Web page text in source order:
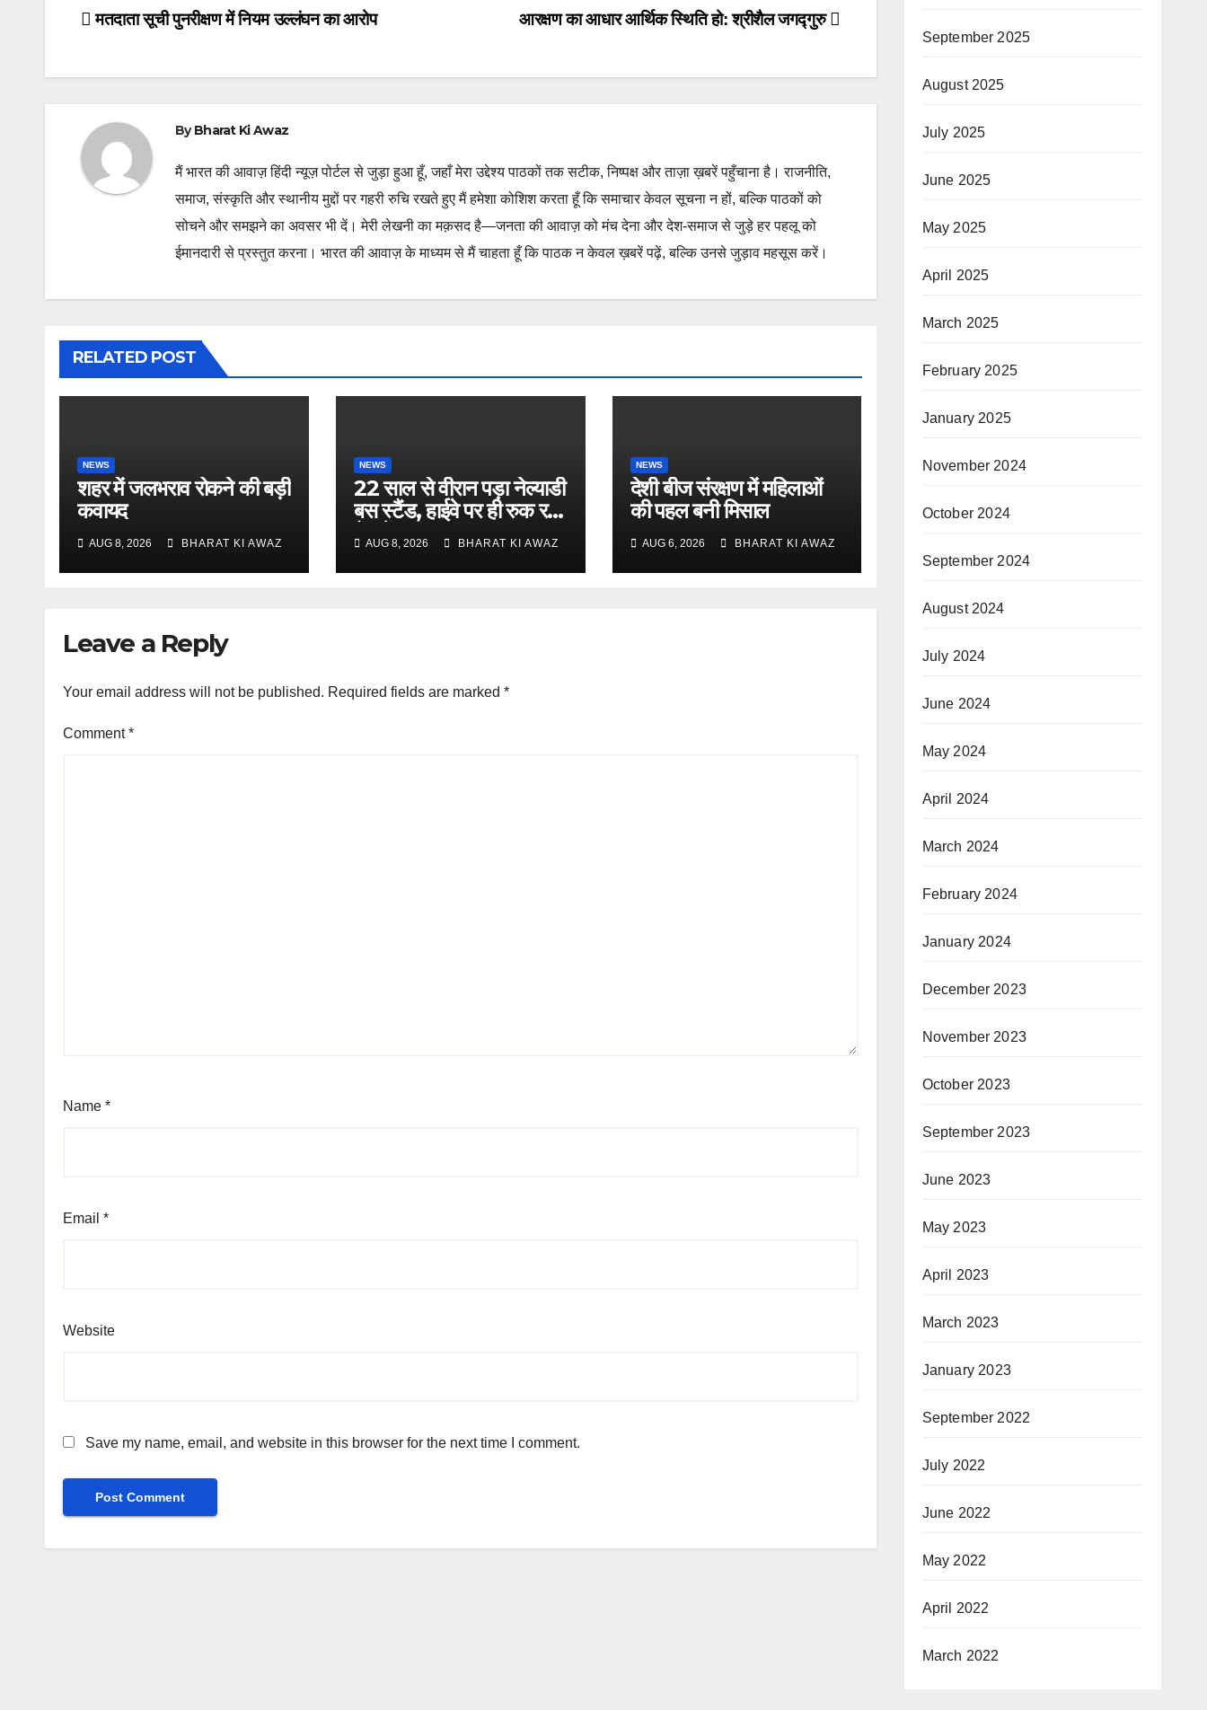
Post
आरक्षण का आधार आर्थिक स्थिति हो: श्रीशैल जगद्गुरु
मतदाता सूची पुनरीक्षण में नियम उल्लंघन का आरोप
ByBharat Ki Awaz
मैं भारत की आवाज़ हिंदी न्यूज़ पोर्टल से जुड़ा हुआ हूँ, जहाँ मेरा उद्देश्य पाठकों तक सटीक, निष्पक्ष और ताज़ा ख़बरें पहुँचाना है। राजनीति,
समाज, संस्कृति और स्थानीय मुद्दों पर गहरी रुचि रखते हुए मैं हमेशा कोशिश करता हूँ कि समाचार केवल सूचना न हों, बल्कि पाठकों को
सोचने और समझने का अवसर भी दें। मेरी लेखनी का मक़सद है—जनता की आवाज़ को मंच देना और देश-समाज से जुड़े हर पहलू को
ईमानदारी से प्रस्तुत करना। भारत की आवाज़ के माध्यम से मैं चाहता हूँ कि पाठक न केवल ख़बरें पढ़ें, बल्कि उनसे जुड़ाव महसूस करें।
RELATED POST
NEWS
शहर में जलभराव रोकने की बड़ी
कवायद
AUG 8, 2026 BHARAT KI AWAZ
NEWS
22 साल से वीरान पड़ा नेल्याडी
बस स्टैंड, हाईवे पर ही रुक रही
हैं बसें
AUG 8, 2026 BHARAT KI AWAZ
NEWS
देशी बीज संरक्षण में महिलाओं
की पहल बनी मिसाल
AUG 6, 2026 BHARAT KI AWAZ
Leave a Reply
Your email address will not be published. Required fields are marked *
Comment*
Name *
Email *
Website
Save my name, email, and website in this browser for the next time I comment.
September 2025
August 2025
July 2025
June 2025
May 2025
April 2025
March 2025
February 2025
January 2025
November 2024
October 2024
September 2024
August 2024
July 2024
June 2024
May 2024
April 2024
March 2024
February 2024
January 2024
December 2023
November 2023
October 2023
September 2023
June 2023
May 2023
April 2023
March 2023
January 2023
September 2022
July 2022
June 2022
May 2022
April 2022
March 2022